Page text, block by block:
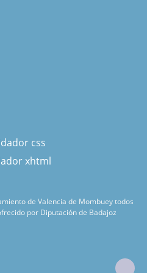
de Valencia de Mombuey todos
por Diputación de Badajoz